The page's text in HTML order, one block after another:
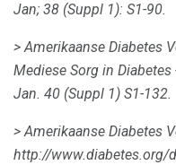
Jan; 38 (Suppl 1): S1-90.
> Amerikaanse Diabetes
Mediese Sorg in Diabetes
Jan. 40 (Suppl 1) S1-132.
> Amerikaanse Diabetes
http://www.diabetes.org/